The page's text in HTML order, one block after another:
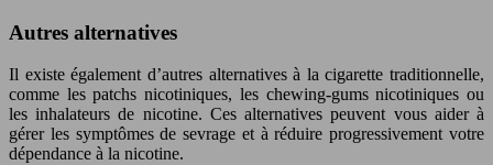
Autres alternatives
Il existe également d’autres alternatives à la cigarette traditionnelle,
comme les patchs nicotiniques, les chewing-gums nicotiniques ou
les inhalateurs de nicotine. Ces alternatives peuvent vous aider à
gérer les symptômes de sevrage et à réduire progressivement votre
dépendance à la nicotine.